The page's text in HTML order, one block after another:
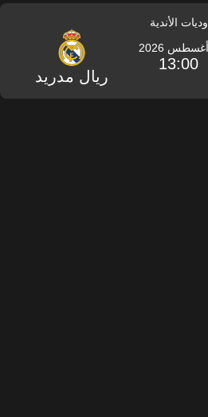
وديات الأندية
13:00
ريال مدريد